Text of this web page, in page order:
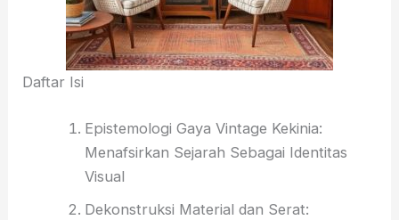
Daftar Isi
Epistemologi Gaya Vintage Kekinia:
Menafsirkan Sejarah Sebagai Identitas
Visual
Dekonstruksi Material dan Serat: